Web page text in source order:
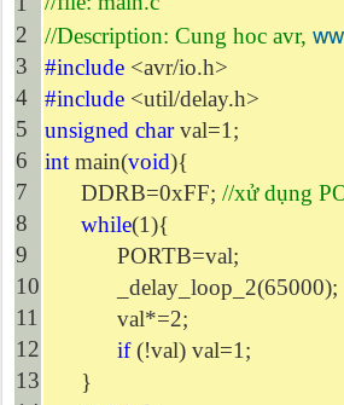
2
3
4
5
6
7
8
9
10
11
12
13
//Description: Cung hoc avr,
#include <avr/io.h>
#include <util/delay.h>
unsigned charval=1;
int main(void){
DDRB=0xFF; //xử dụng
while(1){
PORTB=val;
_delay_loop_2(65000);
val*=2;
if(!val) val=1;
}